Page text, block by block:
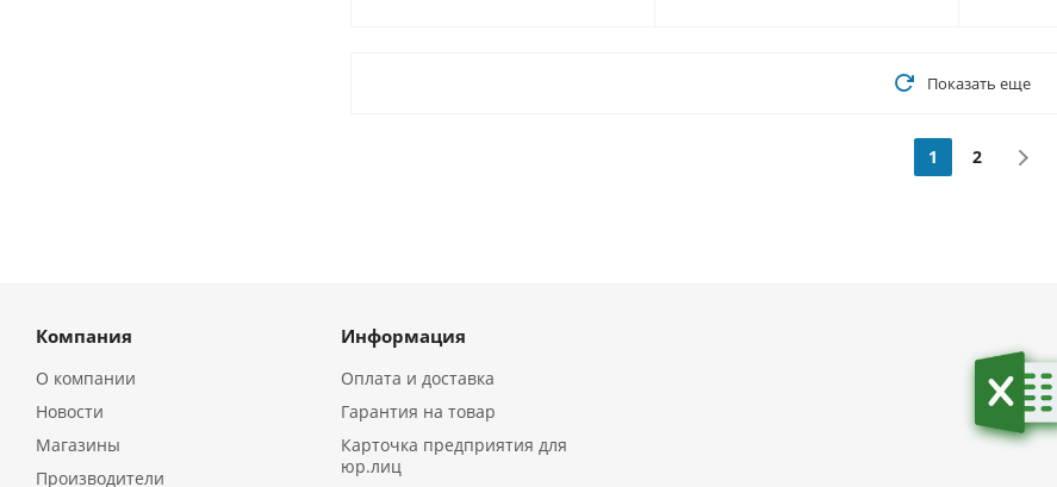
Показать еще
1 2
Компания
О компании
Новости
Магазины
Производители
Информация
Оплата и доставка
Гарантия на товар
Карточка предприятия для
юр.лиц